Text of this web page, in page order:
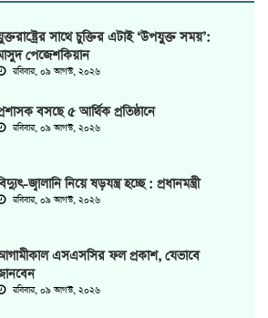
সাথে চুক্তির এটাই ‘উপযুক্ত সময়’:
পেজেশকিয়ান
রবিবার, ০৯ আগস্ট, ২০২৬
বসছে ৫ আর্থিক প্রতিষ্ঠানে
রবিবার, ০৯ আগস্ট, ২০২৬
জ্বালানি নিয়ে ষড়যন্ত্র হচ্ছে : প্রধানমন্ত্রী
রবিবার, ০৯ আগস্ট, ২০২৬
এসএসসির ফল প্রকাশ, যেভাবে
রবিবার, ০৯ আগস্ট, ২০২৬